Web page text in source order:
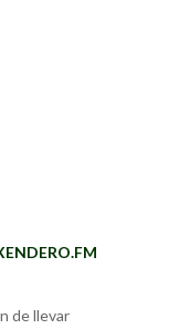
de llevar